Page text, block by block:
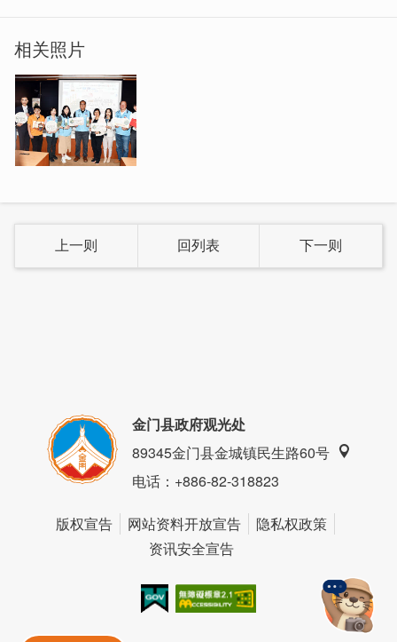
相关照片
上一则 回列表 下一则
金门县政府观光处
89345金门县金城镇民生路60号
电话：+886-82-318823
版权宣告 网站资料开放宣告
隐私权政策
资讯安全宣告